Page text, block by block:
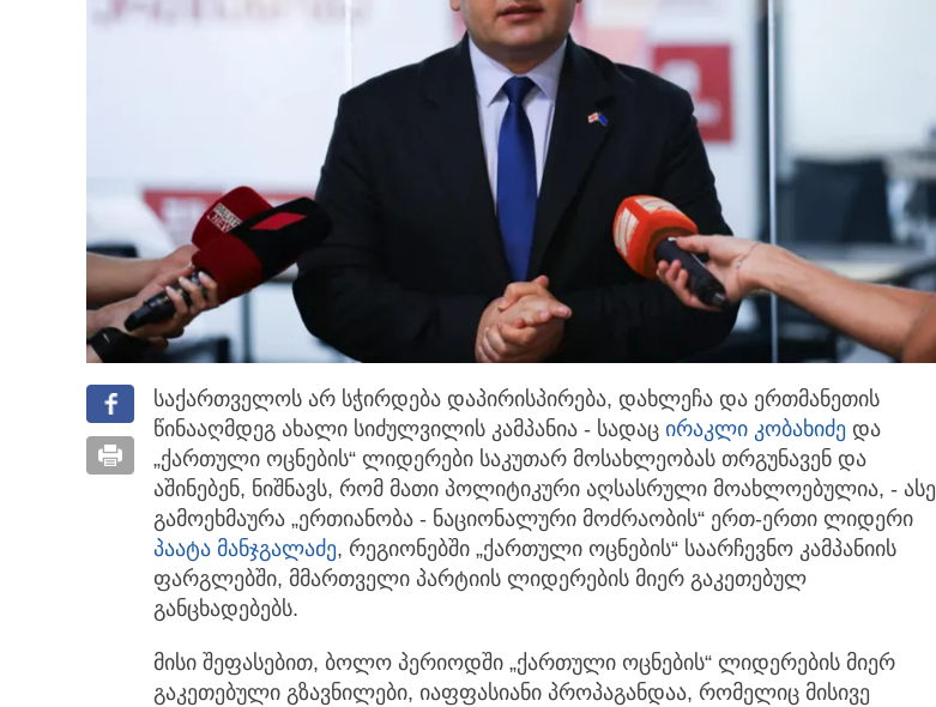
საქართველოს არ სჭირდება დაპირისპირება, დახლეჩა და ერთმანეთის
წინააღმდეგ ახალი სიძულვილის კამპანია - სადაც ირაკლი კობახიძე და
„ქართული ოცნების“ ლიდერები საკუთარ მოსახლეობას თრგუნავენ და
აშინებენ, ნიშნავს, რომ მათი პოლიტიკური აღსასრული მოახლოებულია, - ასე
გამოეხმაურა „ერთიანობა - ნაციონალური მოძრაობის“ ერთ-ერთი ლიდერი
პაატა მანჯგალაძე, რეგიონებში „ქართული ოცნების“ საარჩევნო კამპანიის
ფარგლებში, მმართველი პარტიის ლიდერების მიერ გაკეთებულ
განცხადებებს.
მისი შეფასებით, ბოლო პერიოდში „ქართული ოცნების“ ლიდერების მიერ
გაკეთებული გზავნილები, იაფფასიანი პროპაგანდაა, რომელიც მისივე